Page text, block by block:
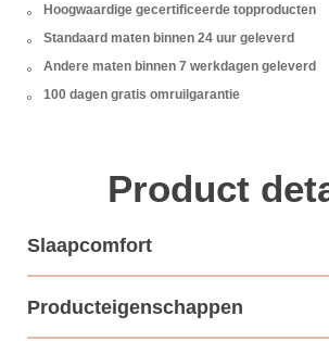
Hoogwaardige gecertificeerde topproducten
Standaard maten binnen 24 uur geleverd
Andere maten binnen 7 werkdagen geleverd
100 dagen gratis omruilgarantie
Product
Slaapcomfort
Producteigenschappen